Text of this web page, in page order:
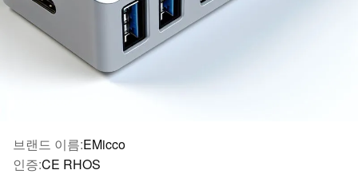
브랜드 이름:EMicco
인증:CE RHOS